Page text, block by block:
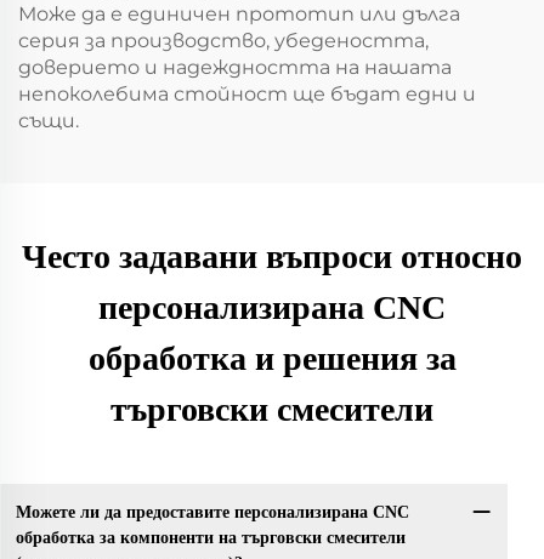
Може да е единичен прототип или дълга
серия за производство, убедеността,
доверието и надеждността на нашата
непоколебима стойност ще бъдат едни и
същи.
Често задавани въпроси относно
персонализирана CNC
обработка и решения за
търговски смесители
Можете ли да предоставите персонализирана CNC
обработка за компоненти на търговски смесители